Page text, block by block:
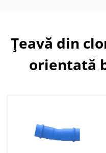
Țeavă din
orientată